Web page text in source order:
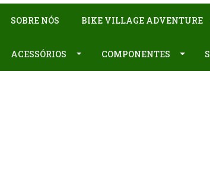
SOBRE NÓS BIKE VILLAGE ADVENTURE
ACESSÓRIOS COMPONENTES